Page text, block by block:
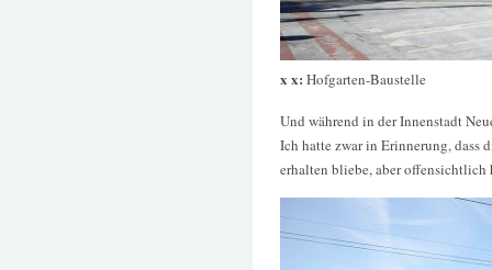
x x: Hofgarten-Baustelle
Und während in der Innenstadt
Ich hatte zwar in Erinnerung, dass
erhalten bliebe, aber offensichtlich